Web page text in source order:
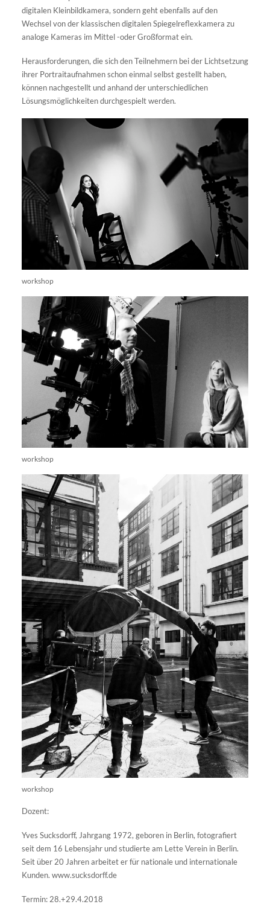
digitalen Kleinbildkamera, sondern geht ebenfalls auf den
Wechsel von der klassischen digitalen Spiegelreflexkamera zu
analoge Kameras im Mittel -oder Großformat ein.
Herausforderungen, die sich den Teilnehmern bei der Lichtsetzung
ihrer Portraitaufnahmen schon einmal selbst gestellt haben,
können nachgestellt und anhand der unterschiedlichen
Lösungsmöglichkeiten durchgespielt werden.
workshop
workshop
workshop
Dozent:
Yves Sucksdorff, Jahrgang 1972, geboren in Berlin, fotografiert
seit dem 16 Lebensjahr und studierte am Lette Verein in Berlin.
Seit über 20 Jahren arbeitet er für nationale und internationale
Kunden. www.sucksdorff.de
Termin: 28.+29.4.2018